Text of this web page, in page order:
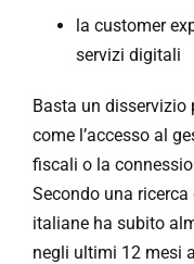
la customer
servizi digitali
Basta un disservizio
come l’accesso al
fiscali o la
Secondo una ricerca
italiane ha subito
negli ultimi 12 mesi